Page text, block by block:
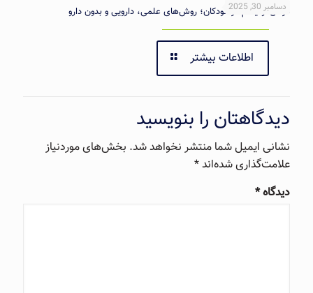
دسامبر 30, 2025
درمان اوتیسم در کودکان؛ روش‌های علمی، دارویی و بدون دارو
اطلاعات بیشتر
دیدگاهتان را بنویسید
نشانی ایمیل شما منتشر نخواهد شد. بخش‌های موردنیاز
علامت‌گذاری شده‌اند*
دیدگاه*